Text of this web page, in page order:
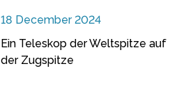
18 December 2024
Ein Teleskop der Weltspitze auf
der Zugspitze